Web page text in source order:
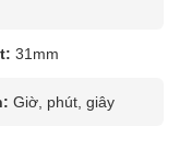
31mm
Giờ, phút, giây